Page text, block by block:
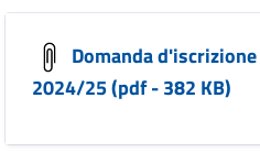
Domanda
2024/25 (pdf - 382 KB)